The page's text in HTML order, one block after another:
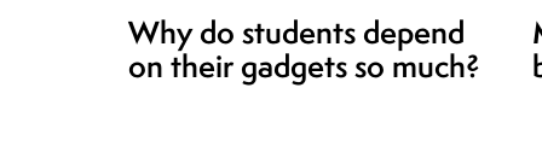
Why do students depend
on their gadgets so much?